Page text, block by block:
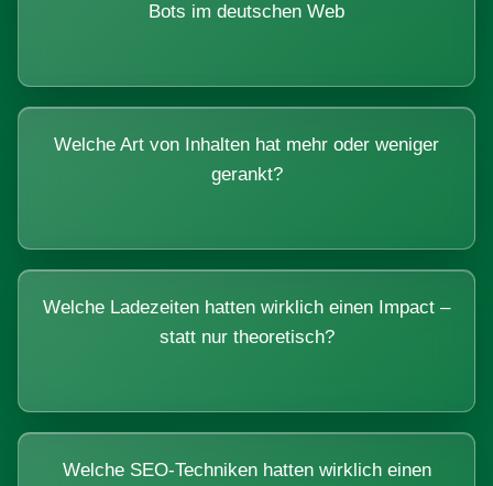
Bots im deutschen Web
Welche Art von Inhalten hat mehr oder weniger
gerankt?
Welche Ladezeiten hatten wirklich einen Impact –
statt nur theoretisch?
Welche SEO-Techniken hatten wirklich einen